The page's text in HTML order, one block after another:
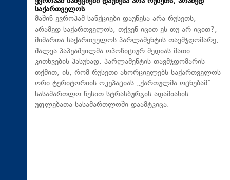
საქართველოს
მაშინ ევროპამ სანქციები დაუწესა არა რუსეთს,
არამედ საქართველოს, თქვენ იცით ეს თუ არ იცით?, -
მიმართა საქართველოს პარლამენტის თავმჯდომარე,
შალვა პაპუაშვილმა ოპოზიციურ მედიას მათი
კითხვების პასუხად. პარლამენტის თავმჯდომარის
თქმით, ის, რომ რუსეთი ახორციელებს საქართველოს
ორი ტერიტორიის ოკუპაციას „ქართულმა ოცნებამ“
სასამართლო წესით სტრასბურგის ადამიანის
უფლებათა სასამართლოში დაამტკიცა.